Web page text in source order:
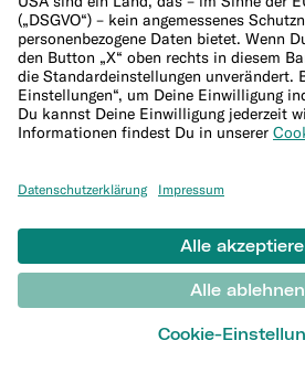
Banking-Grundlagen
Investment Glossar
Krypto-Begriffe
Rechner
Rechner für Finanzierungen
Haushaltsrechner